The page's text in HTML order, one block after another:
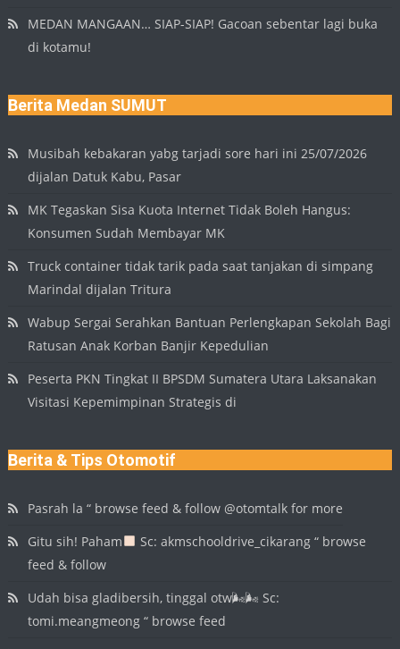
MEDAN MANGAAN… SIAP-SIAP! Gacoan sebentar lagi buka
di kotamu!
Berita Medan SUMUT
Musibah kebakaran yabg tarjadi sore hari ini 25/07/2026
dijalan Datuk Kabu, Pasar
MK Tegaskan Sisa Kuota Internet Tidak Boleh Hangus:
Konsumen Sudah Membayar MK
Truck container tidak tarik pada saat tanjakan di simpang
Marindal dijalan Tritura
Wabup Sergai Serahkan Bantuan Perlengkapan Sekolah Bagi
Ratusan Anak Korban Banjir Kepedulian
Peserta PKN Tingkat II BPSDM Sumatera Utara Laksanakan
Visitasi Kepemimpinan Strategis di
Berita & Tips Otomotif
Pasrah la “ browse feed & follow @otomtalk for more
Gitu sih! Paham
Sc: akmschooldrive_cikarang “ browse
feed & follow
Udah bisa gladibersih, tinggal otw🌬🌬 Sc:
tomi.meangmeong “ browse feed